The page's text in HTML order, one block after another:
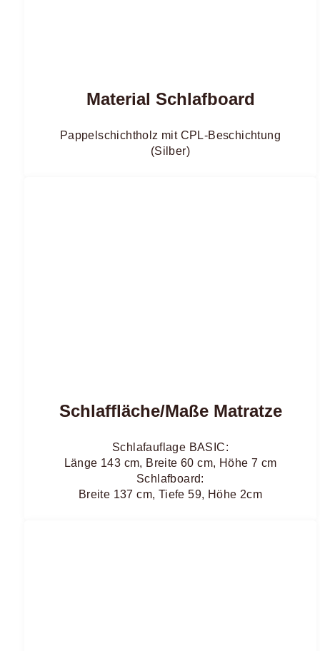
Material Schlafboard
Pappelschichtholz mit CPL-Beschichtung
(Silber)
Schlaffläche/Maße Matratze
Schlafauflage BASIC:
Länge 143 cm, Breite 60 cm, Höhe 7 cm
Schlafboard:
Breite 137 cm, Tiefe 59, Höhe 2cm